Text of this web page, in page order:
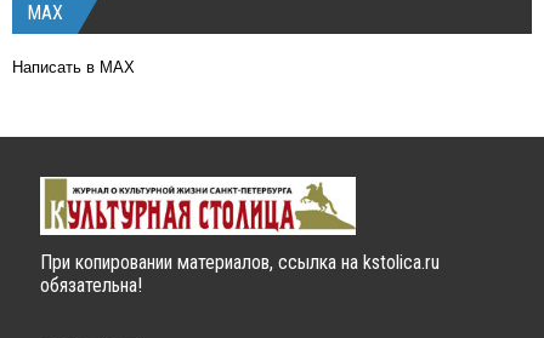
MAX
Написать в MAX
При копировании материалов, ссылка на kstolica.ru
обязательна!